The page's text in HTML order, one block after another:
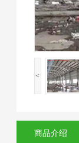
<
商品介绍